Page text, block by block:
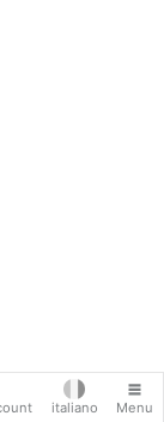
italiano Menu